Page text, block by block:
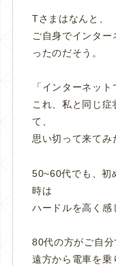
Tさまはなんと、
ご自身でインター
ったのだそう。
「インターネット
これ、私と同じ症
て、
思い切って来てみ
50~60代でも、初
時は
ハードルを高く感
80代の方がご自分
遠方から電車を乗